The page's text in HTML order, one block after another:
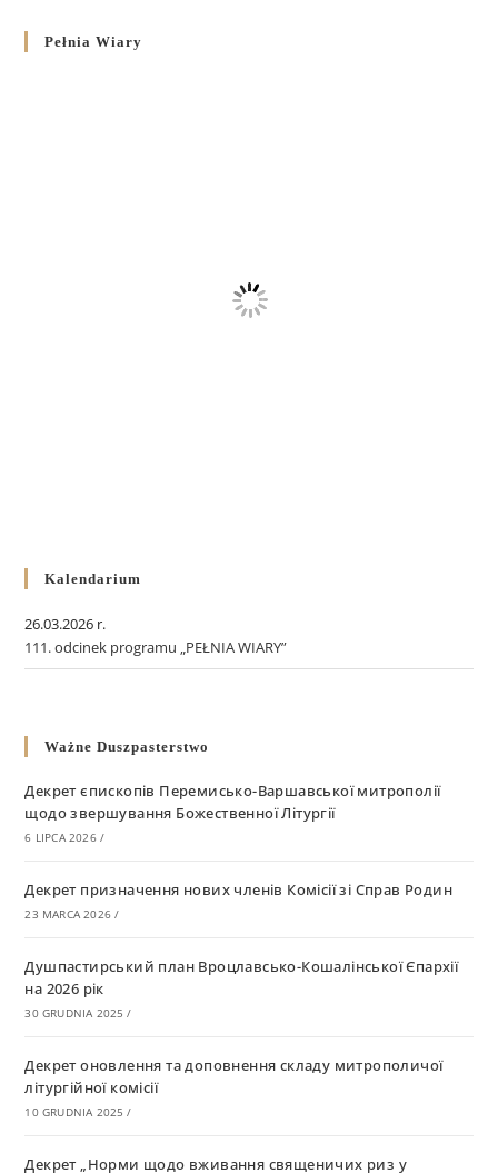
Pełnia Wiary
Kalendarium
26.03.2026 r.
111. odcinek programu „PEŁNIA WIARY”
Ważne Duszpasterstwo
Декрет єпископів Перемисько-Варшавської митрополії
щодо звершування Божественної Літургії
6 LIPCA 2026 /
Декрет призначення нових членів Комісії зі Справ Родин
23 MARCA 2026 /
Душпастирський план Вроцлавсько-Кошалінської Єпархії
на 2026 рік
30 GRUDNIA 2025 /
Декрет оновлення та доповнення складу митрополичої
літургійної комісії
10 GRUDNIA 2025 /
Декрет „Норми щодо вживання священичих риз у